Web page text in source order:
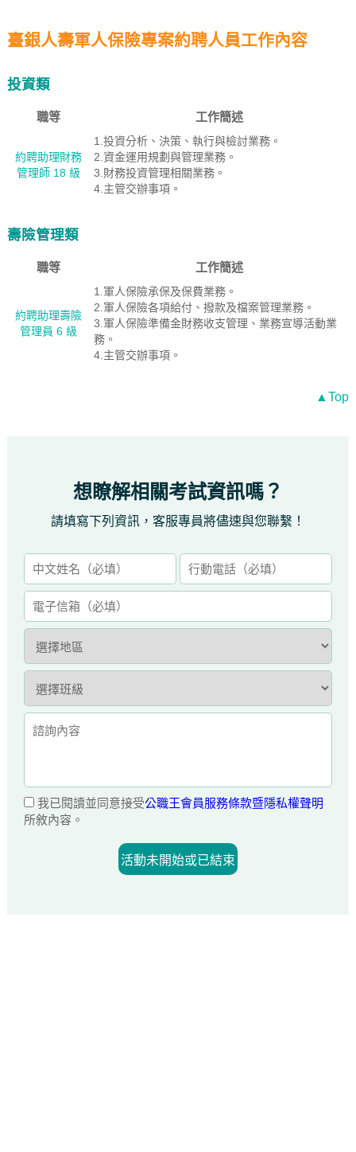
臺銀人壽軍人保險專案約聘人員工作內容
投資類
職等 工作簡述
約聘助理財務
管理師 18 級
1.投資分析、決策、執行與檢討業務。
2.資金運用規劃與管理業務。
3.財務投資管理相關業務。
4.主管交辦事項。
壽險管理類
職等 工作簡述
約聘助理壽險
管理員 6 級
1.軍人保險承保及保費業務。
2.軍人保險各項給付、撥款及檔案管理業務。
3.軍人保險準備金財務收支管理、業務宣導活動業
務。
4.主管交辦事項。
▲Top
想瞭解相關考試資訊嗎？
請填寫下列資訊，客服專員將儘速與您聯繫！
我已閱讀並同意接受公職王會員服務條款暨隱私權聲明
所敘內容。
活動未開始或已結束